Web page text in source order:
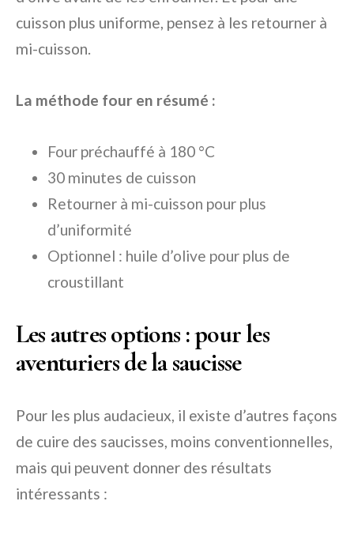
cuisson plus uniforme, pensez à les retourner à
mi-cuisson.
La méthode four en résumé :
Four préchauffé à 180 °C
30 minutes de cuisson
Retourner à mi-cuisson pour plus
d’uniformité
Optionnel : huile d’olive pour plus de
croustillant
Les autres options : pour les
aventuriers de la saucisse
Pour les plus audacieux, il existe d’autres façons
de cuire des saucisses, moins conventionnelles,
mais qui peuvent donner des résultats
intéressants :